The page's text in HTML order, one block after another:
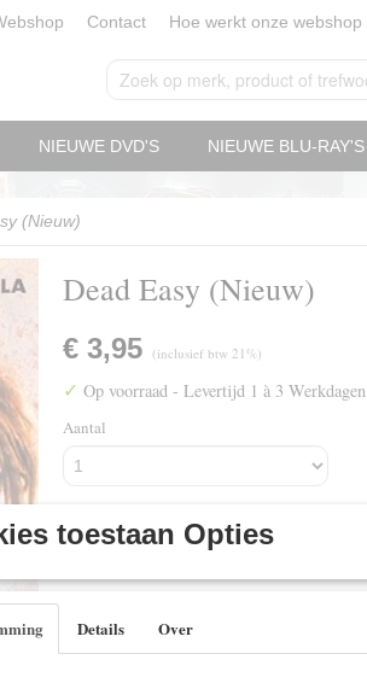
Contact Hoe werkt onze webshop
NIEUWE DVD'S NIEUWE BLU-RAY'S
(Nieuw)
Dead Easy (Nieuw)
€ 3,95 (inclusief btw 21%)
✓ Op voorraad - Levertijd 1 à 3 Werkdagen
Aantal
IN WINKELWAGEN
Specificaties
toestaan Opties
Details Over